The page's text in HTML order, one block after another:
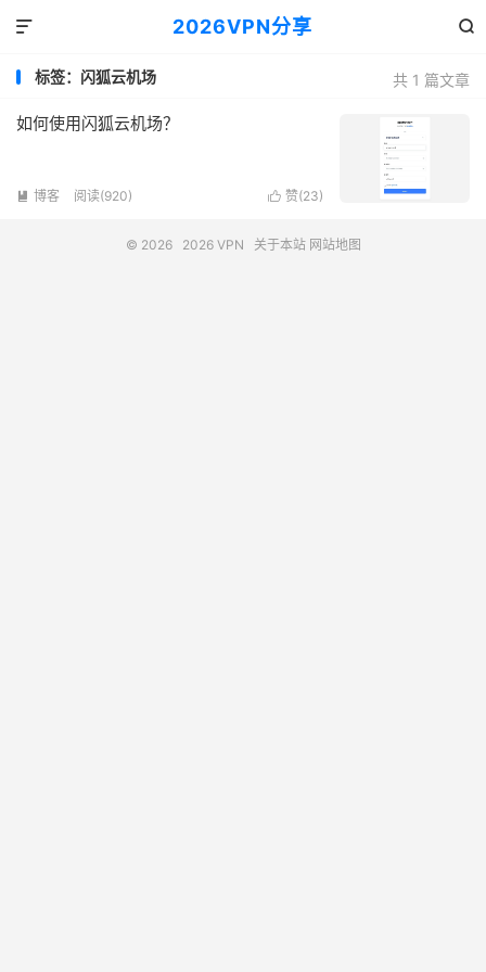
2026VPN分享 

共 1 篇文章
标签：闪狐云机场
如何使用闪狐云机场？
 赞(23)
 博客 阅读(920)
© 2026 2026 VPN 关于本站 网站地图